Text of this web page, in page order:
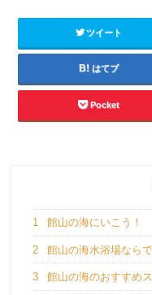
ツイート
はてブ
Pocket
1 館山の海にいこう！
2 館山の海水浴場なら
3 館山の海のおすすめ